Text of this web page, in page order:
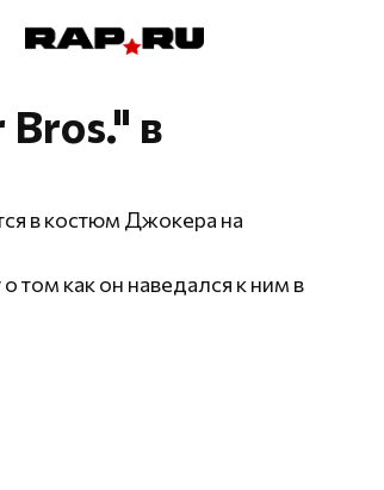
в
в костюм Джокера на
том как он наведался к ним в